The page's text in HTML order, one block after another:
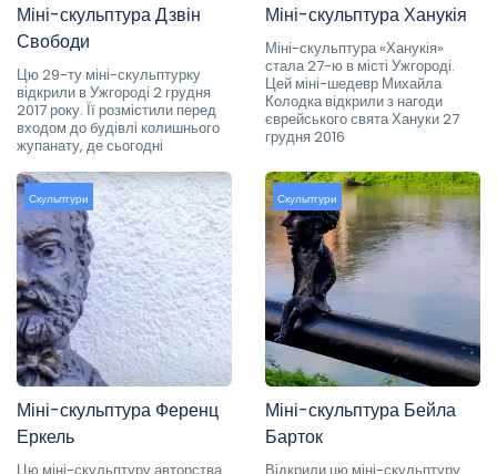
Міні-скульптура Дзвін
Свободи
Цю 29-ту міні-скульптурку
відкрили в Ужгороді 2 грудня
2017 року. Її розмістили перед
входом до будівлі колишнього
жупанату, де сьогодні
Міні-скульптура Ханукія
Міні-скульптура «Ханукія»
стала 27-ю в місті Ужгороді.
Цей міні-шедевр Михайла
Колодка відкрили з нагоди
єврейського свята Хануки 27
грудня 2016
Скульптури
Міні-скульптура Ференц
Еркель
Скульптури
Міні-скульптура Бейла
Барток